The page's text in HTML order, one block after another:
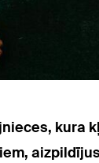
kura